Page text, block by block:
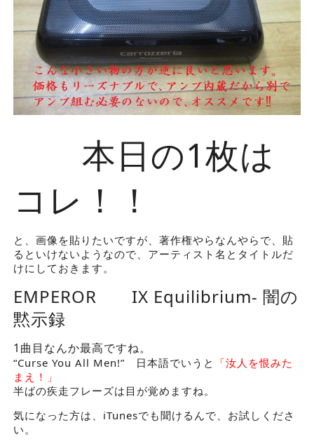
本日の1枚は
コレ！！
と、画像を貼りたいですが、著作権やらなんやらで、貼
るといけないようなので、アーティスト名とタイトルだ
けにしておきます。
EMPEROR IX Equilibrium- 闇の
黙示録
1曲目なんか最高ですね。
“Curse You All Men!” 日本語でいうと
「汝人を恨みた
まえ！」
半ばの疾走フレーズは目が覚めますね。
気になった方は、iTunesでも聞けるんで、お試しくださ
い。